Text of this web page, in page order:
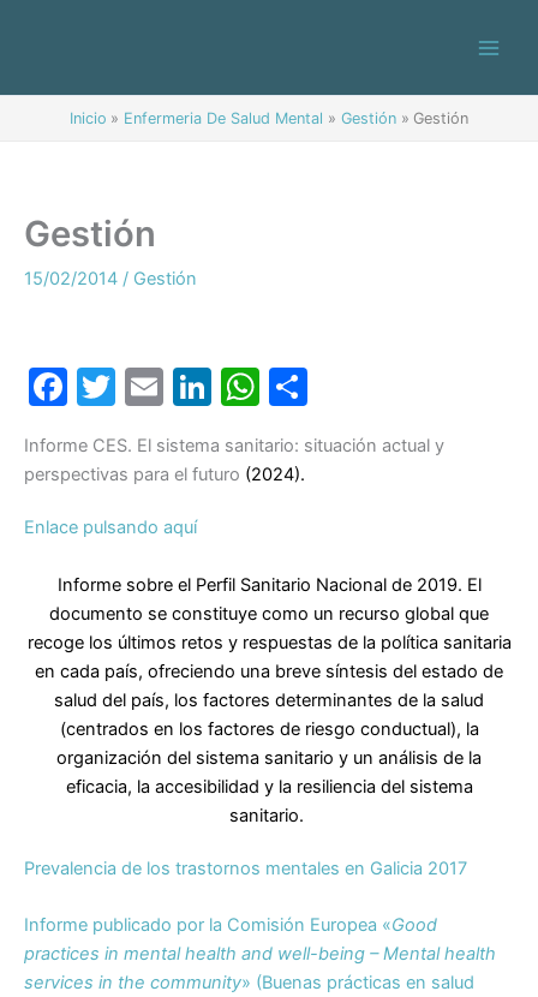
Inicio Enfermeria De Salud Mental Gestión Gestión
Gestión
15/02/2014 / Gestión
F
c
b
o
o
k
T
itt
E
ai
Li
k
n
W
at
p
p
m
tir
Informe CES. El sistema sanitario: situación actual y
perspectivas para el futuro (2024).
Enlace pulsando aquí
Informe sobre el Perfil Sanitario Nacional de 2019. El
documento se constituye como un recurso global que
recoge los últimos retos y respuestas de la política sanitaria
en cada país, ofreciendo una breve síntesis del estado de
salud del país, los factores determinantes de la salud
(centrados en los factores de riesgo conductual), la
organización del sistema sanitario y un análisis de la
eficacia, la accesibilidad y la resiliencia del sistema
sanitario.
Prevalencia de los trastornos mentales en Galicia 2017
Informe publicado por la Comisión Europea «Good
practices in mental health and well-being – Mental health
services in the community» (Buenas prácticas en salud